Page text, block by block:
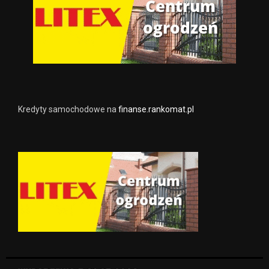
Kredyty samochodowe na finanse.rankomat.pl